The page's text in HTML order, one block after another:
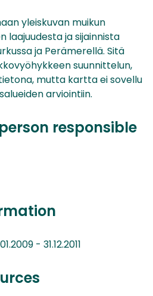
yleiskuvan muikun
laajuudesta ja sijainnista
ja Perämerellä. Sitä
suunnittelun,
mutta kartta ei sovellu
arviointiin.
responsible
- 31.12.2011